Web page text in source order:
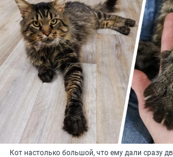
Кот настолько большой, что ему дали сразу